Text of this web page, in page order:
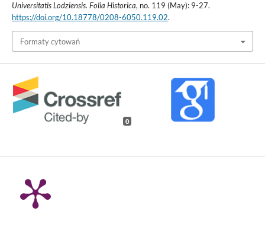
Universitatis Lodziensis. Folia Historica, no. 119 (May): 9-27.
https://doi.org/10.18778/0208-6050.119.02.
Formaty cytowań
0